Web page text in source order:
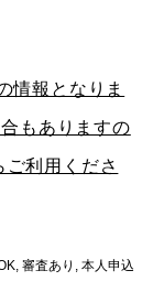
情報となりま
もありますの
利用くださ
審査あり
本人申込